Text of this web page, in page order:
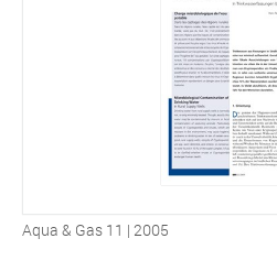
Aqua & Gas 11 | 2005